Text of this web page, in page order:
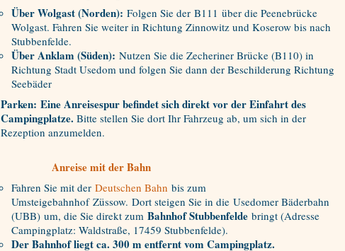
Über Wolgast (Norden): Folgen Sie der B111 über die Peenebrücke
Wolgast. Fahren Sie weiter in Richtung Zinnowitz und Koserow bis nach
Stubbenfelde.
Über Anklam (Süden): Nutzen Sie die Zecheriner Brücke (B110) in
Richtung Stadt Usedom und folgen Sie dann der Beschilderung Richtung
Seebäder
Parken: Eine Anreisespur befindet sich direkt vor der Einfahrt des
Campingplatze. Bitte stellen Sie dort Ihr Fahrzeug ab, um sich in der
Rezeption anzumelden.
Anreise mit der Bahn
Fahren Sie mit der Deutschen Bahn bis zum
Umsteigebahnhof Züssow. Dort steigen Sie in die Usedomer Bäderbahn
(UBB) um, die Sie direkt zum Bahnhof Stubbenfelde bringt (Adresse
Campingplatz: Waldstraße, 17459 Stubbenfelde).
Der Bahnhof liegt ca. 300 m entfernt vom Campingplatz.